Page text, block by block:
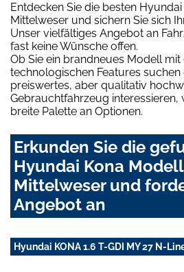
Entdecken Sie die besten
Mittelweser und sichern Sie sich
Unser vielfältiges Angebot an
fast keine Wünsche offen.
Ob Sie ein brandneues Modell
technologischen Features
preiswertes, aber qualitativ
Gebrauchtfahrzeug interessieren,
breite Palette an Optionen.
Erkunden Sie die
Hyundai Kona
Mittelweser und
Angebot an
Hyundai KONA 1.6 T-GDI MY 27 N-